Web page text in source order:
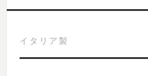
商品紹介
イタリア製